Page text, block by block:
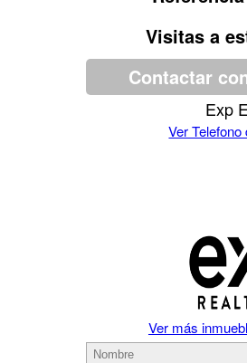
Visitas a
Contactar
Exp
Ver
Ver más